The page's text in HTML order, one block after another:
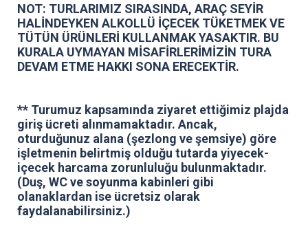
NOT: TURLARIMIZ SIRASINDA, ARAÇ SEYİR
HALİNDEYKEN ALKOLLÜ İÇECEK TÜKETMEK VE
TÜTÜN ÜRÜNLERİ KULLANMAK YASAKTIR. BU
KURALA UYMAYAN MİSAFİRLERİMİZİN TURA
DEVAM ETME HAKKI SONA ERECEKTİR.
** Turumuz kapsamında ziyaret ettiğimiz plajda
giriş ücreti alınmamaktadır. Ancak,
oturduğunuz alana (şezlong ve şemsiye) göre
işletmenin belirtmiş olduğu tutarda yiyecek-
içecek harcama zorunluluğu bulunmaktadır.
(Duş, WC ve soyunma kabinleri gibi
olanaklardan ise ücretsiz olarak
faydalanabilirsiniz.)